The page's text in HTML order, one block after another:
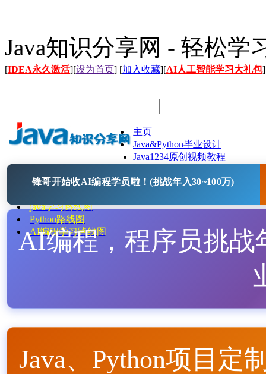
Java知识分享网 - 轻松学
[IDEA永久激活][设为首页] [加入收藏][AI人工智能学习大礼包]
主页
Java&Python毕业设计
Java1234原创视频教程
Java开源项目
java学习路线图
Python路线图
AI编程学习路线图
锋哥开始收AI编程学员啦！(挑战年入30~100万)
AI编程，程序员挑战
Java、Python项目定